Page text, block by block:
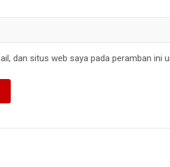
dan situs web saya pada peramban ini